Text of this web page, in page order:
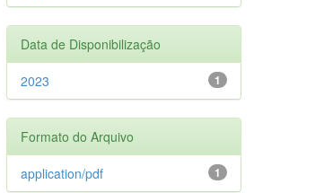
Data de Disponibilização
1
2023
Formato do Arquivo
1
application/pdf